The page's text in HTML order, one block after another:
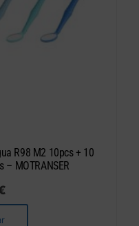
R98 M2 10pcs + 10
MOTRANSER